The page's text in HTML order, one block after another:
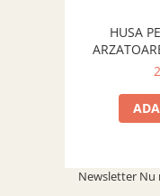
TRUSE SI ACCESORII
DE CURATARE HORN
ȘEMINEE ȘI
HUSA
Newsletter Nu